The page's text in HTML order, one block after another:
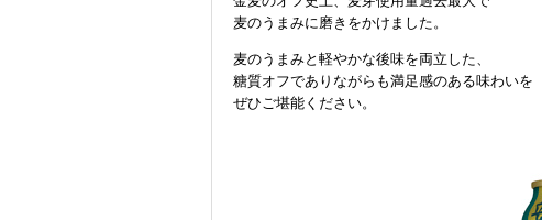
麦のうまみに磨きをかけました。
麦のうまみと軽やかな後味を両立した、
糖質オフでありながらも満足感のある味わいを
ぜひご堪能ください。